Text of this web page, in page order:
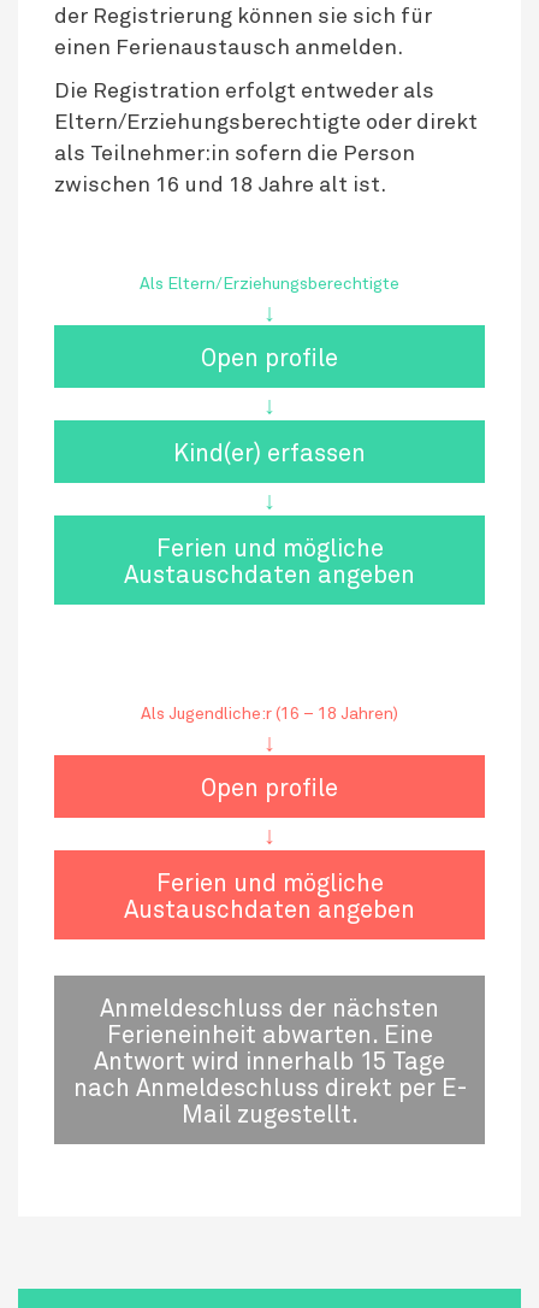
der Registrierung können sie sich für
einen Ferienaustausch anmelden.
Die Registration erfolgt entweder als
Eltern/Erziehungsberechtigte oder direkt
als Teilnehmer:in sofern die Person
zwischen 16 und 18 Jahre alt ist.
Als Eltern/Erziehungsberechtigte
↓
Open profile
↓
Kind(er) erfassen
↓
Ferien und mögliche
Austauschdaten angeben
Als Jugendliche:r (16 – 18 Jahren)
↓
Open profile
↓
Ferien und mögliche
Austauschdaten angeben
Anmeldeschluss der nächsten
Ferieneinheit abwarten. Eine
Antwort wird innerhalb 15 Tage
nach Anmeldeschluss direkt per E-
Mail zugestellt.